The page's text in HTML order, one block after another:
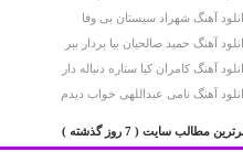
آهنگ شهراد سیستان بی وفا
آهنگ حمید صالحیان بیا بردار ببر
آهنگ کامران کیا ستاره دنباله دار
آهنگ نامی عبداللهی خواب دیدم
مطالب سایت ( 7 روز گذشته )